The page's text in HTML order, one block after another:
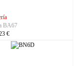
Batería para LT60